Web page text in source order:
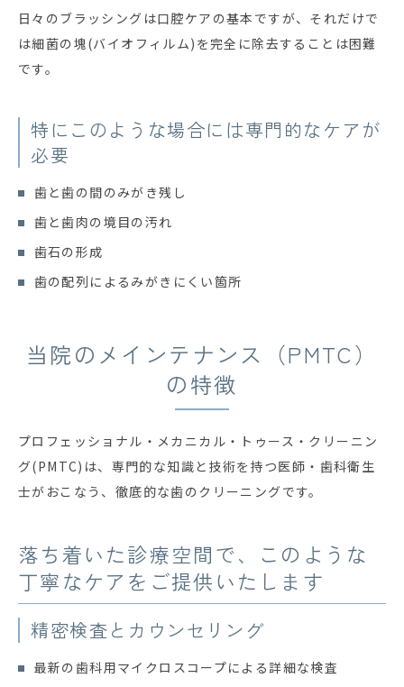
日々のブラッシングは口腔ケアの基本ですが、それだけで
は細菌の塊(バイオフィルム)を完全に除去することは困難
です。
特にこのような場合には専門的なケアが
必要
歯と歯の間のみがき残し
歯と歯肉の境目の汚れ
歯石の形成
歯の配列によるみがきにくい箇所
当院のメインテナンス（PMTC）
の特徴
プロフェッショナル・メカニカル・トゥース・クリーニン
グ(PMTC)は、専門的な知識と技術を持つ医師・歯科衛生
士がおこなう、徹底的な歯のクリーニングです。
落ち着いた診療空間で、このような
丁寧なケアをご提供いたします
精密検査とカウンセリング
最新の歯科用マイクロスコープによる詳細な検査